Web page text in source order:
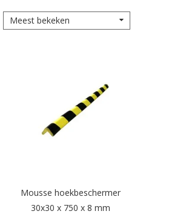
Meest bekeken
Mousse hoekbeschermer
30x30 x 750 x 8 mm